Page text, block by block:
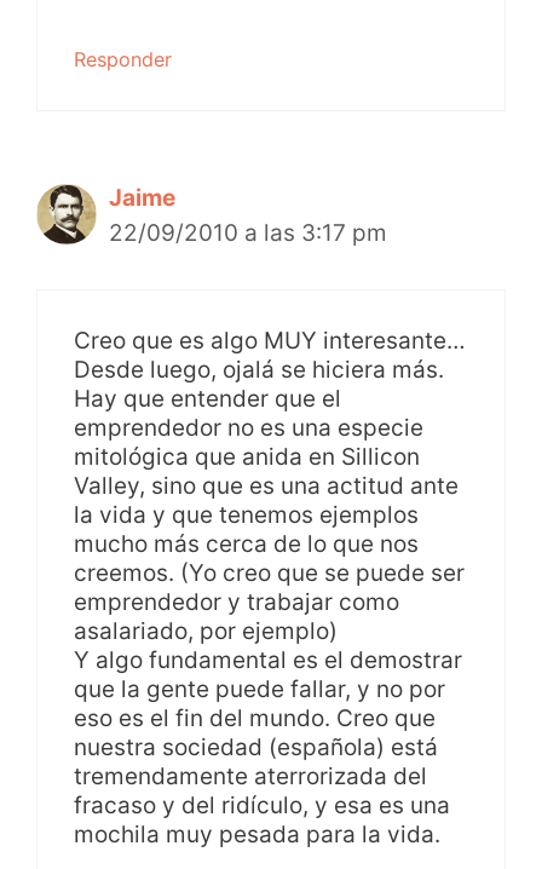
Responder
Jaime
22/09/2010 a las 3:17 pm
Creo que es algo MUY interesante…
Desde luego, ojalá se hiciera más.
Hay que entender que el
emprendedor no es una especie
mitológica que anida en Sillicon
Valley, sino que es una actitud ante
la vida y que tenemos ejemplos
mucho más cerca de lo que nos
creemos. (Yo creo que se puede ser
emprendedor y trabajar como
asalariado, por ejemplo)
Y algo fundamental es el demostrar
que la gente puede fallar, y no por
eso es el fin del mundo. Creo que
nuestra sociedad (española) está
tremendamente aterrorizada del
fracaso y del ridículo, y esa es una
mochila muy pesada para la vida.